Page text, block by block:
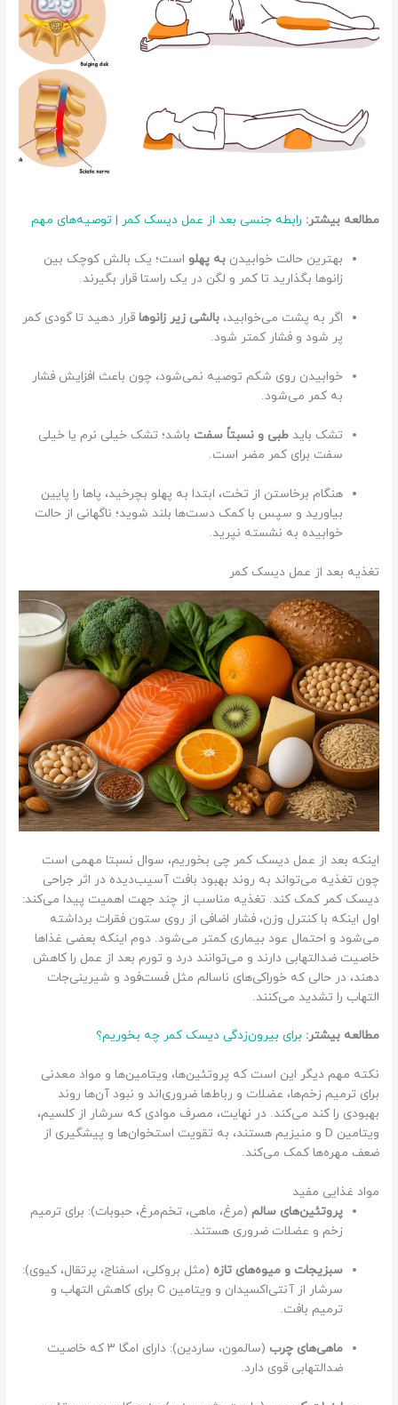
ت
ک
م
ا
ث
ی
ر
ی
د
ر
ن
ح
و
ه
ص
ح
ی
ح
خ
و
ب
د
ن
ب
ع
د
ز
مطالعه بیشتر: رابطه جنسی بعد از عمل دیسک کمر | توصیه‌های مهم
بهترین حالت خوابیدنبه پهلو است؛ یک بالش کوچک بین
زانوها بگذارید تا کمر و لگن در یک راستا قرار بگیرند.
اگر به پشت می‌خوابید،بالشی زیر زانوها قرار دهید تا گودی کمر
پر شود و فشار کمتر شود.
خوابیدن روی شکم توصیه نمی‌شود، چون باعث افزایش فشار
به کمر می‌شود.
تشک بایدطبی و نسبتاً سفت باشد؛ تشک خیلی نرم یا خیلی
سفت برای کمر مضر است.
هنگام برخاستن از تخت، ابتدا به پهلو بچرخید، پاها را پایین
بیاورید و سپس با کمک دست‌ها بلند شوید؛ ناگهانی از حالت
خوابیده به نشسته نپرید.
تغذیه بعد از عمل دیسک کمر
اینکه بعد از عمل دیسک کمر چی بخوریم، سوال نسبتا مهمی است
چون تغذیه می‌تواند به روند بهبود بافت آسیب‌دیده در اثر جراحی
دیسک کمر کمک کند. تغذیه مناسب از چند جهت اهمیت پیدا می‌کند:
اول اینکه با کنترل وزن، فشار اضافی از روی ستون فقرات برداشته
می‌شود و احتمال عود بیماری کمتر می‌شود. دوم اینکه بعضی غذاها
خاصیت ضدالتهابی دارند و می‌توانند درد و تورم بعد از عمل را کاهش
دهند، در حالی که خوراکی‌های ناسالم مثل فست‌فود و شیرینی‌جات
التهاب را تشدید می‌کنند.
مطالعه بیشتر: برای بیرون‌زدگی دیسک کمر چه بخوریم؟
نکته مهم دیگر این است که پروتئین‌ها، ویتامین‌ها و مواد معدنی
برای ترمیم زخم‌ها، عضلات و رباط‌ها ضروری‌اند و نبود آن‌ها روند
بهبودی را کند می‌کند. در نهایت، مصرف موادی که سرشار از کلسیم،
ویتامین D و منیزیم هستند، به تقویت استخوان‌ها و پیشگیری از
ضعف مهره‌ها کمک می‌کند.
مواد غذایی مفید
پروتئین‌های سالم (مرغ، ماهی، تخم‌مرغ، حبوبات): برای ترمیم
زخم و عضلات ضروری هستند.
سبزیجات و میوه‌های تازه (مثل بروکلی، اسفناج، پرتقال، کیوی):
سرشار از آنتی‌اکسیدان و ویتامین C برای کاهش التهاب و
ترمیم بافت.
ماهی‌های چرب
(سالمون، ساردین): دارای امگا ۳ که خاصیت
ضدالتهابی قوی دارد.